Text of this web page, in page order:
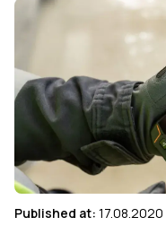
Published at: 17.08.2020